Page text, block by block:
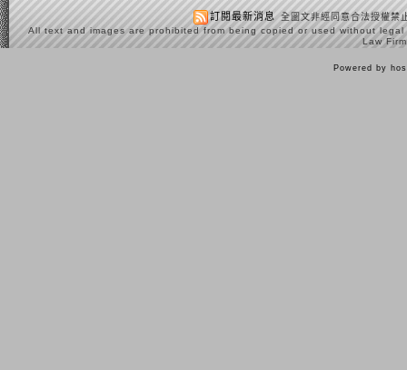
訂閱最新消息 全圖文非經同意合法授權禁
All text and images are prohibited from being copied or used without
Law
Powered by